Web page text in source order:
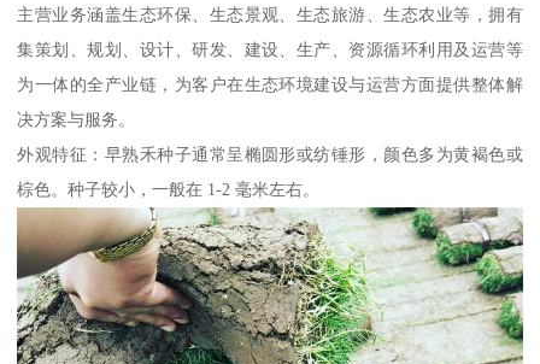
主营业务涵盖生态环保、生态景观、生态旅游、生态农业等，拥有
集策划、规划、设计、研发、建设、生产、资源循环利用及运营等
为一体的全产业链，为客户在生态环境建设与运营方面提供整体解
决方案与服务。
外观特征：早熟禾种子通常呈椭圆形或纺锤形，颜色多为黄褐色或
棕色。种子较小，一般在 1-2 毫米左右。